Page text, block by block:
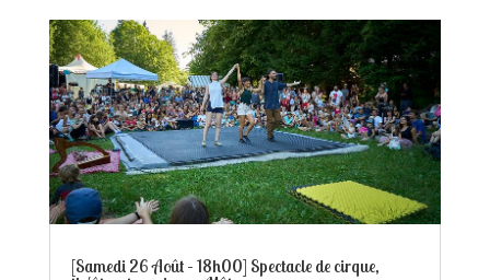
[Samedi 26 Août – 18h00] Spectacle de cirque,